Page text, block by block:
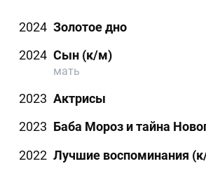
2024 Золотое дно
2024 Сын (к/м)
мать
2023 Актрисы
2023 Баба Мороз и тайна
2022 Лучшие воспоминания